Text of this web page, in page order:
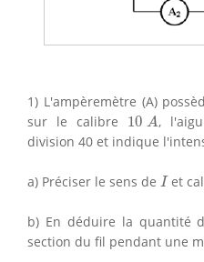
1) L'ampèremètre (A)
sur le calibre 10 A
10 A ,
division 40 et indique
a) Préciser le sens de IIet
b) En déduire la quantité
section du fil pendant une